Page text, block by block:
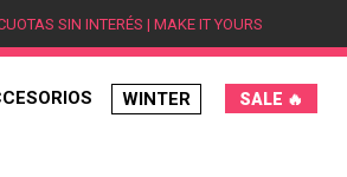
SIN INTERÉS | MAKE IT YOURS
WINTER SALE 🔥